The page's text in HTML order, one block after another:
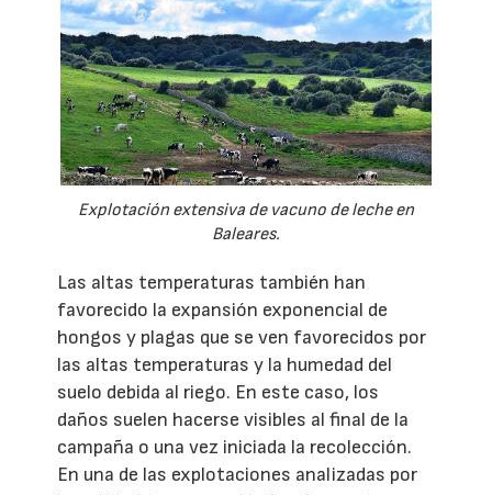
Explotación extensiva de vacuno de leche en
Baleares.
Las altas temperaturas también han
favorecido la expansión exponencial de
hongos y plagas que se ven favorecidos por
las altas temperaturas y la humedad del
suelo debida al riego. En este caso, los
daños suelen hacerse visibles al final de la
campaña o una vez iniciada la recolección.
En una de las explotaciones analizadas por